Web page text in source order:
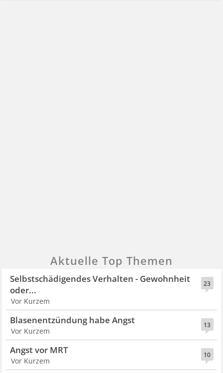
Aktuelle Top Themen
23
Selbstschädigendes Verhalten - Gewohnheit
oder...
Vor Kurzem
13
Blasenentzündung habe Angst
Vor Kurzem
10
Angst vor MRT
Vor Kurzem